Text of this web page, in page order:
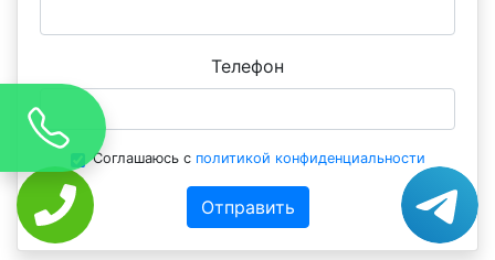
Телефон
Соглашаюсь с политикой конфиденциальности
Отправить